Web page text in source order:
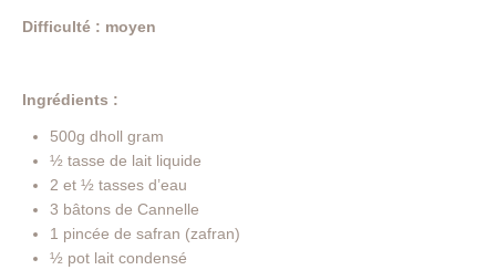
Difficulté : moyen
Ingrédients :
500g dholl gram
½ tasse de lait liquide
2 et ½ tasses d’eau
3 bâtons de Cannelle
1 pincée de safran (zafran)
½ pot lait condensé